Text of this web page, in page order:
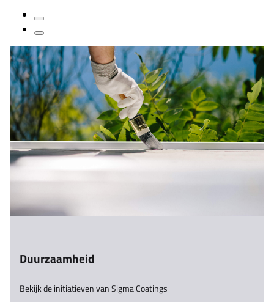
Duurzaamheid
Bekijk de initiatieven van Sigma Coatings